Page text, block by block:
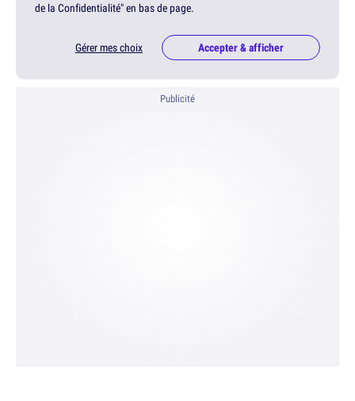
de la Confidentialité" en bas de page.
Gérer mes choix Accepter & afficher
Publicité